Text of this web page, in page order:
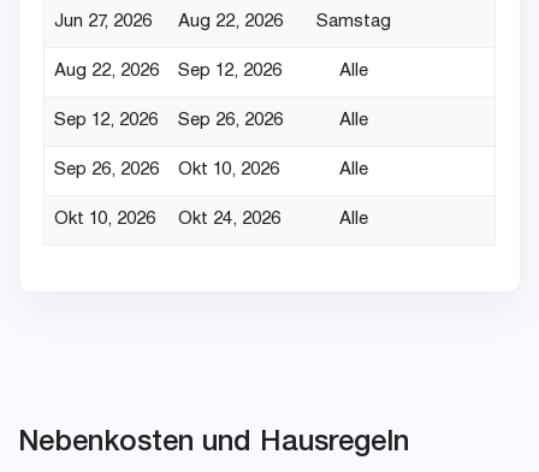
Jun 27, 2026 Aug 22, 2026 Samstag
Aug 22, 2026 Sep 12, 2026 Alle
Sep 12, 2026 Sep 26, 2026 Alle
Sep 26, 2026 Okt 10, 2026 Alle
Okt 10, 2026 Okt 24, 2026 Alle
Nebenkosten und Hausregeln